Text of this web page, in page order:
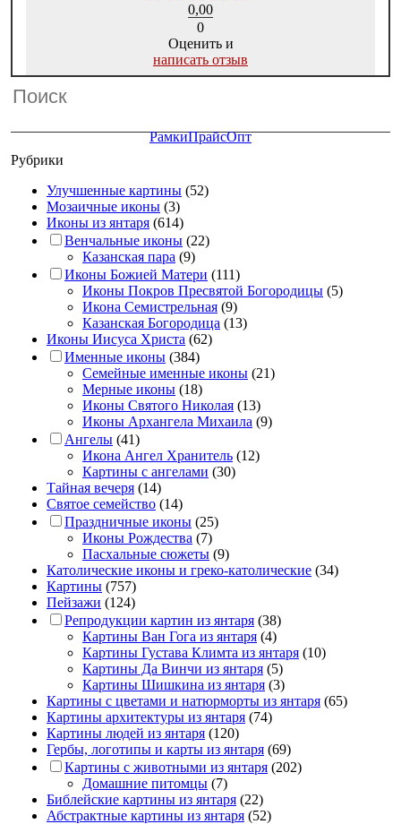
0,00
0
Оценить и
написать отзыв
РамкиПрайсОпт
Рубрики
Улучшенные картины (52)
Мозаичные иконы (3)
Иконы из янтаря (614)
Венчальные иконы (22)
Казанская пара (9)
Иконы Божией Матери (111)
Иконы Покров Пресвятой Богородицы (5)
Икона Семистрельная (9)
Казанская Богородица (13)
Иконы Иисуса Христа (62)
Именные иконы (384)
Семейные именные иконы (21)
Мерные иконы (18)
Иконы Святого Николая (13)
Иконы Архангела Михаила (9)
Ангелы (41)
Икона Ангел Хранитель (12)
Картины с ангелами (30)
Тайная вечеря (14)
Святое семейство (14)
Праздничные иконы (25)
Иконы Рождества (7)
Пасхальные сюжеты (9)
Католические иконы и греко-католические (34)
Картины (757)
Пейзажи (124)
Репродукции картин из янтаря (38)
Картины Ван Гога из янтаря (4)
Картины Густава Климта из янтаря (10)
Картины Да Винчи из янтаря (5)
Картины Шишкина из янтаря (3)
Картины с цветами и натюрморты из янтаря (65)
Картины архитектуры из янтаря (74)
Картины людей из янтаря (120)
Гербы, логотипы и карты из янтаря (69)
Картины с животными из янтаря (202)
Домашние питомцы (7)
Библейские картины из янтаря (22)
Абстрактные картины из янтаря (52)